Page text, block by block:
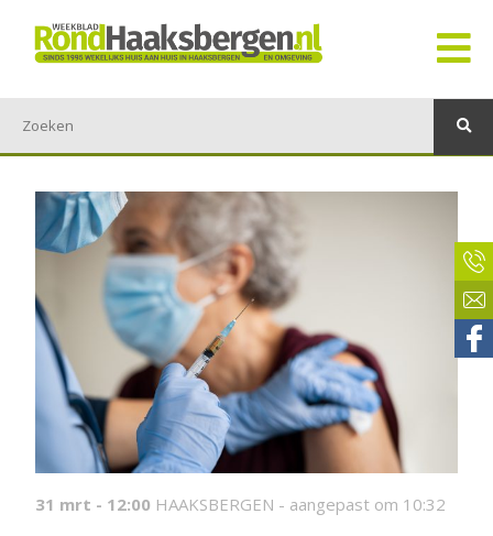
31 mrt - 12:00 HAAKSBERGEN - aangepast om 10:32